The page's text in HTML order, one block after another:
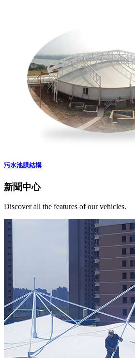
污水池膜結構
新聞中心
Discover all the features of our vehicles.